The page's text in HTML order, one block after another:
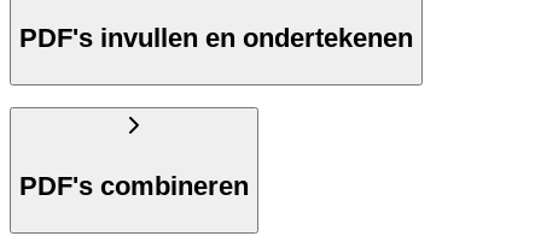
PDF's invullen en ondertekenen
PDF's combineren